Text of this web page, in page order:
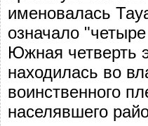
именовалась
означало
Южная четверть
находилась во
воинственного
населявшего